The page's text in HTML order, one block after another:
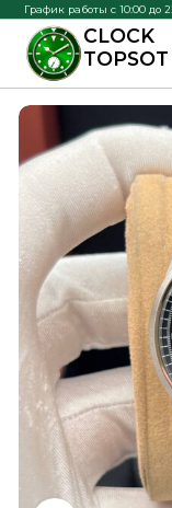
График работы с 10:00 до
CLOCK
TOPSOT